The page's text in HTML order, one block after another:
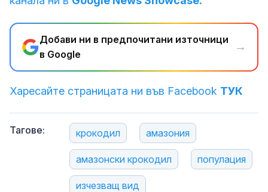
Добави ни в предпочитани източници
в Google
→
Харесайте страницата ни във Facebook ТУК
Тагове: крокодил амазония
амазонски крокодил популация
изчезващ вид